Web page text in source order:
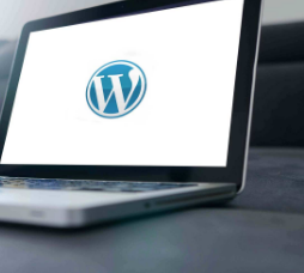
format
learning
session
nous contacter
durée
28h ou 42h